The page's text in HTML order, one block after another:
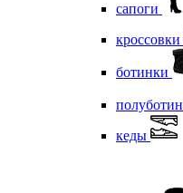
сапоги
кроссовки
ботинки
кеды